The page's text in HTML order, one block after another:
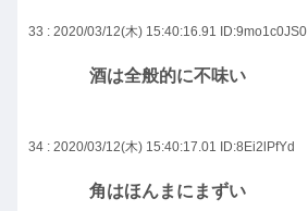
33 : 2020/03/12(木) 15:40:16.91 ID:9mo1c0JS0
酒は全般的に不味い
34 : 2020/03/12(木) 15:40:17.01 ID:8Ei2lPfYd
角はほんまにまずい